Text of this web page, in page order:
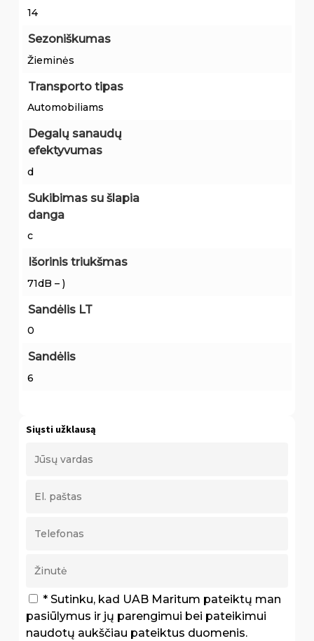
14
Sezoniškumas
Žieminės
Transporto tipas
Automobiliams
Degalų sanaudų
efektyvumas
d
Sukibimas su šlapia
danga
c
Išorinis triukšmas
71dB – )
Sandėlis LT
0
Sandėlis
6
Siųsti užklausą
* Sutinku, kad UAB Maritum pateiktų man
pasiūlymus ir jų parengimui bei pateikimui
naudotų aukščiau pateiktus duomenis.